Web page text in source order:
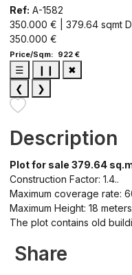
Ref: A-1582
350.000 € | 379.64 sqmt
350.000 €
Price/Sqm: 922 €
☰ ❙❙
✖
❮
❯
Description
Plot for sale 379.64
Construction Factor: 1.4..
Maximum coverage rate:
Maximum Height: 18
The plot contains old
Share